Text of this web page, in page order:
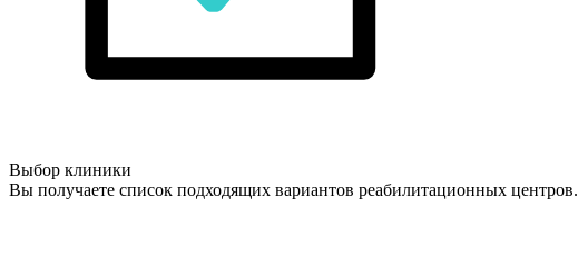
Выбор клиники
Вы получаете список подходящих вариантов реабилитационных центров.